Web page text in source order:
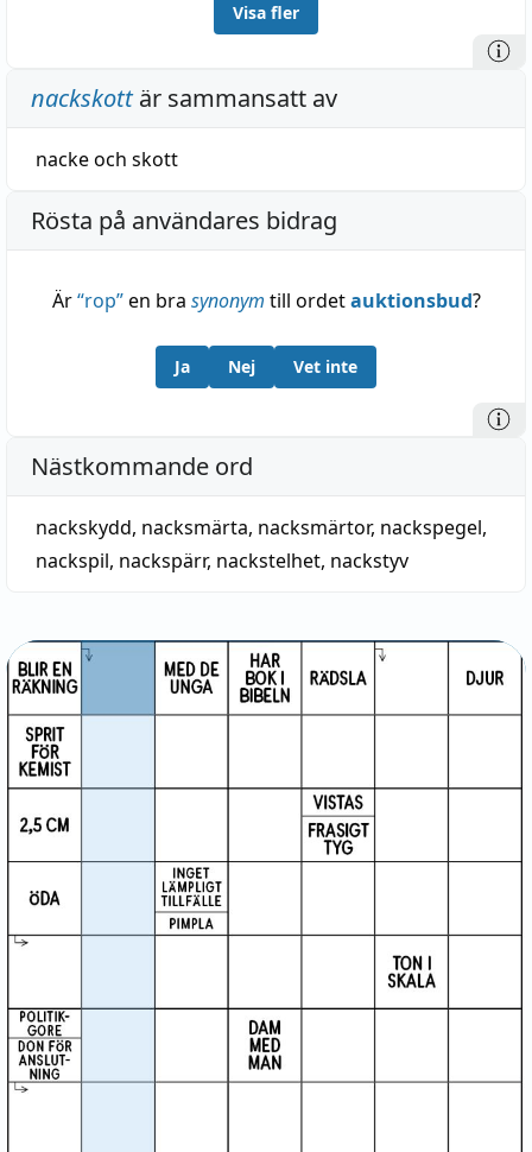
Visa fler
nackskottär sammansatt av
nackeoch skott
Rösta på användares bidrag
Är“rop”en bra synonym till ordetauktionsbud?
Ja Nej Vet inte
Nästkommande ord
nackskydd, nacksmärta, nacksmärtor, nackspegel,
nackspil, nackspärr, nackstelhet, nackstyv